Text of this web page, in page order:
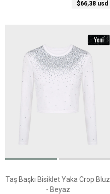
$66,38 usd
Taş Başkı Bisiklet Yaka Crop Bluz
- Beyaz